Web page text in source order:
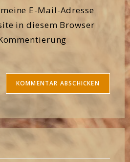
E-Mail-Adresse
in diesem Browser